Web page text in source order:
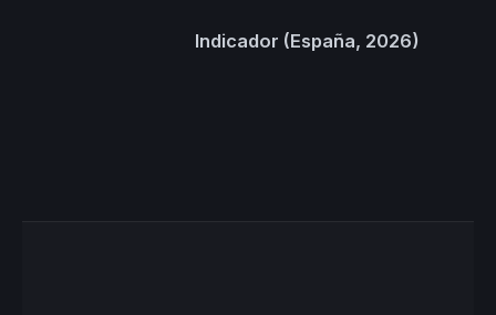
Indicador (España, 2026)